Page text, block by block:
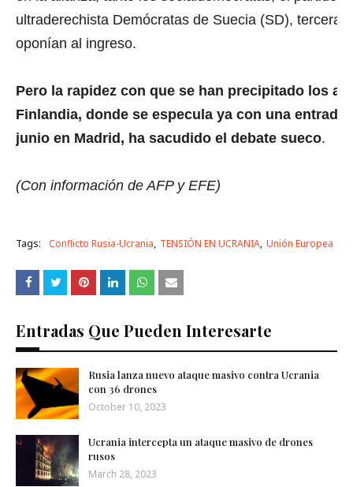
ultraderechista Demócratas de Suecia (SD), tercera
oponían al ingreso.
Pero la rapidez con que se han precipitado los
Finlandia, donde se especula ya con una entrada
junio en Madrid, ha sacudido el debate sueco.
(Con información de AFP y EFE)
Tags: Conflicto Rusia-Ucrania TENSIÓN EN UCRANIA Unión Europea
Entradas Que Pueden Interesarte
Rusia lanza nuevo ataque masivo contra Ucrania
con 36 drones
October 10, 2023
Ucrania intercepta un ataque masivo de drones
rusos
March 28, 2023